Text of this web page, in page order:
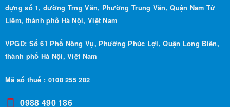
dựng số 1, đường Trng Văn, Phường Trung Văn, Quận Nam Từ
Liêm, thành phố Hà Nội, Việt Nam
VPGD: Số 61 Phố Nông Vụ, Phường Phúc Lợi, Quận Long Biên,
thành phố Hà Nội, Việt Nam
Mã số thuế : 0108 255 282
0988 490 186